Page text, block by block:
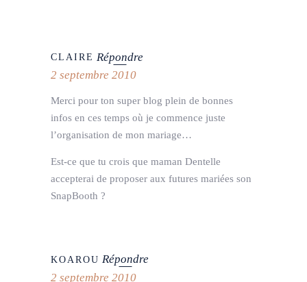
CLAIRE Répondre
2 septembre 2010
Merci pour ton super blog plein de bonnes
infos en ces temps où je commence juste
l’organisation de mon mariage…
Est-ce que tu crois que maman Dentelle
accepterai de proposer aux futures mariées son
SnapBooth ?
KOAROU Répondre
2 septembre 2010